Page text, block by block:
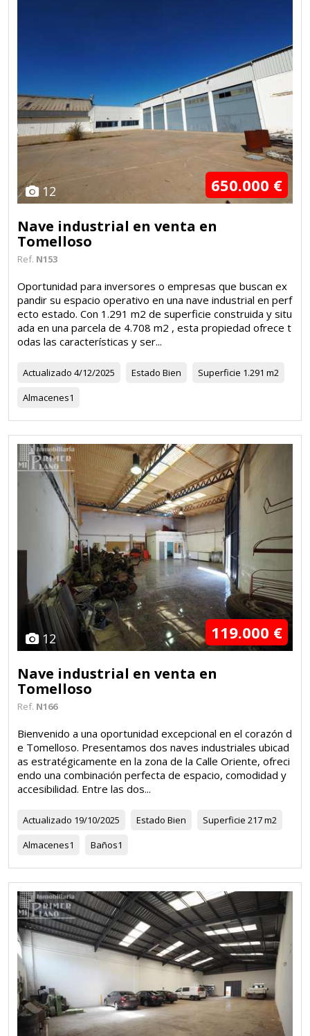
12 650.000 €
Nave industrial en venta en
Tomelloso
Ref. N153
Oportunidad para inversores o empresas que buscan ex
pandir su espacio operativo en una nave industrial en perf
ecto estado. Con 1.291 m2 de superficie construida y situ
ada en una parcela de 4.708 m2 , esta propiedad ofrece t
odas las características y ser...
Actualizado 4/12/2025 Estado Bien Superficie 1.291 m2
Almacenes1
12 119.000 €
Nave industrial en venta en
Tomelloso
Ref. N166
Bienvenido a una oportunidad excepcional en el corazón d
e Tomelloso. Presentamos dos naves industriales ubicad
as estratégicamente en la zona de la Calle Oriente, ofreci
endo una combinación perfecta de espacio, comodidad y
accesibilidad. Entre las dos...
Actualizado 19/10/2025 Estado Bien Superficie 217 m2
Almacenes1 Baños1